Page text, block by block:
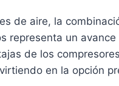
de aire, la
representa un
de los
en la opción